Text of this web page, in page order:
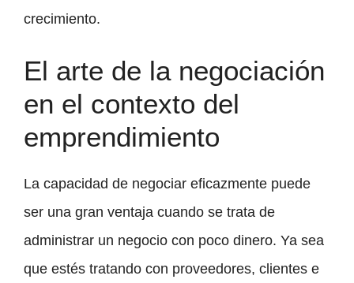
crecimiento.
El arte de la negociación
en el contexto del
emprendimiento
La capacidad de negociar eficazmente puede
ser una gran ventaja cuando se trata de
administrar un negocio con poco dinero. Ya sea
que estés tratando con proveedores, clientes e